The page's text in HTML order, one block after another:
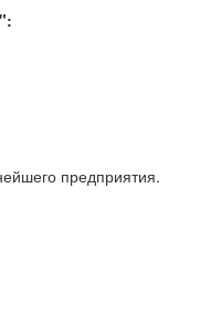
предприятия.